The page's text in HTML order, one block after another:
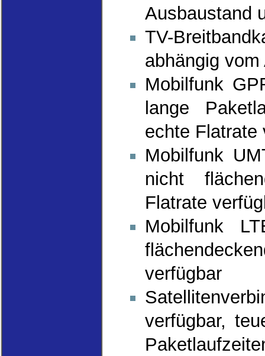
Ausbaustand
TV-
abhängig
Mobilfunk
lange
echte Flatrate
Mobilfunk
nicht
Flatrate
Mobilfunk
verfügbar
verfügbar,